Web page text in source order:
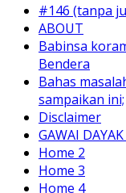
#146 (tanpa
ABOUT
Babinsa
Bendera
Bahas
sampaikan ini;
Disclaimer
GAWAI
Home 2
Home 3
Home 4